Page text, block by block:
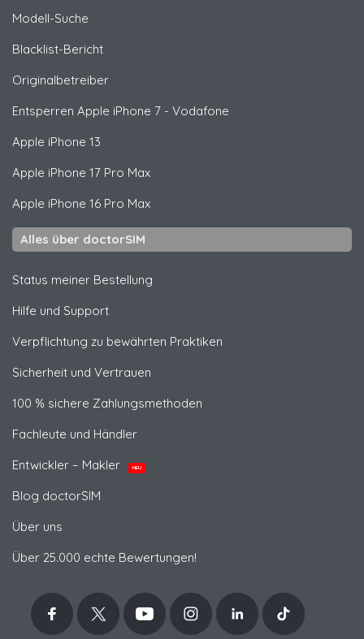
Modell-Suche
Blacklist-Bericht
Originalbetreiber
Entsperren Apple iPhone 7 - Vodafone
Apple iPhone 13
Apple iPhone 17 Pro Max
Apple iPhone 16 Pro Max
Alles über doctorSIM
Status meiner Bestellung
Hilfe und Support
Verpflichtung zu bewährten Praktiken
Sicherheit und Vertrauen
100 % sichere Zahlungsmethoden
Fachleute und Händler
Entwickler – Makler
NEU
Blog doctorSIM
Über uns
Über 25.000 echte Bewertungen!